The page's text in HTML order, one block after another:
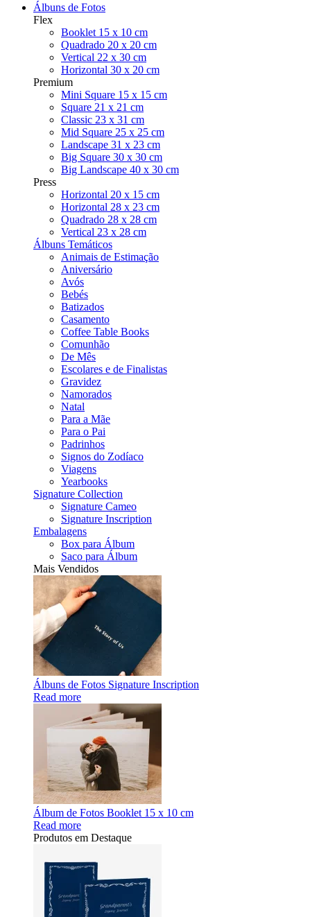
Álbuns de Fotos
Flex
Booklet 15 x 10 cm
Quadrado 20 x 20 cm
Vertical 22 x 30 cm
Horizontal 30 x 20 cm
Premium
Mini Square 15 x 15 cm
Square 21 x 21 cm
Classic 23 x 31 cm
Mid Square 25 x 25 cm
Landscape 31 x 23 cm
Big Square 30 x 30 cm
Big Landscape 40 x 30 cm
Press
Horizontal 20 x 15 cm
Horizontal 28 x 23 cm
Quadrado 28 x 28 cm
Vertical 23 x 28 cm
Álbuns Temáticos
Animais de Estimação
Aniversário
Avós
Bebés
Batizados
Casamento
Coffee Table Books
Comunhão
De Mês
Escolares e de Finalistas
Gravidez
Namorados
Natal
Para a Mãe
Para o Pai
Padrinhos
Signos do Zodíaco
Viagens
Yearbooks
Signature Collection
Signature Cameo
Signature Inscription
Embalagens
Box para Álbum
Saco para Álbum
Mais Vendidos
Álbuns de Fotos Signature Inscription
Read more
Álbum de Fotos Booklet 15 x 10 cm
Read more
Produtos em Destaque